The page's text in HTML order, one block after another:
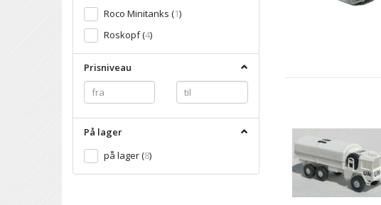
Roco Minitanks (1)
Roskopf(4)
Prisniveau
På lager
på lager(8)